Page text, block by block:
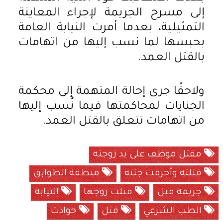
إلى مسرح الجريمة لإجراء المعاينة
التمثيلية، بعدما أمرت النيابة العامة
بحبسها لما نسب إليها من اتهامات
بالقتل العمد.
ولاحقًا جرى إحالة المتهمة إلى محكمة
الجنايات لمحاكمتها فيما نُسب إليها
من اتهامات تتعلق بالقتل العمد.
مقتل موظف على يد زوجته
قتلته وأحرقت جثته
منطقة الطوابق
جريمة قتل
قتلت زوجها
النيابة
الطب الشرعي
قتل حوادث